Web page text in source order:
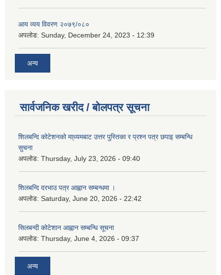
आय व्यय विवरण २०७९/०८०
अपलोड: Sunday, December 24, 2023 - 12:39
अन्य
सार्वजनिक खरीद / बोलपत्र सूचना
शिलबन्दि कोटेशनको मा्ध्यमबाट उत्तर पुस्तिका र प्रश्न पत्र छपाइ सम्बन्धि
सुचना
अपलोड: Thursday, July 23, 2026 - 09:40
शिलबन्दि दरभाउ पत्र आह्वान सम्बन्धमा ।
अपलोड: Saturday, June 20, 2026 - 22:42
सिलबन्दी कोटेशान आह्वान सम्बन्धि सूचना
अपलोड: Thursday, June 4, 2026 - 09:37
अन्य